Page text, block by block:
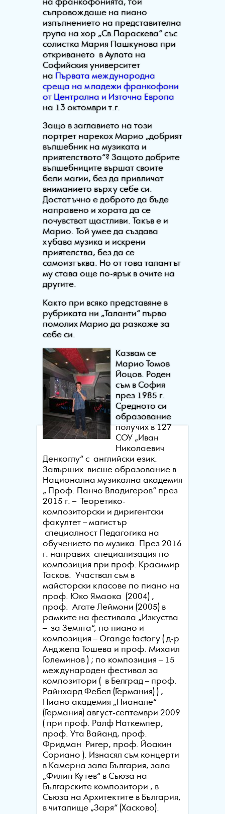
на франкофонията, той
съпровождаше на пиано
изпълнението на представителна
група на хор „Св.Параскева“ със
солистка Мария Пашкунова при
откриването в Аулата на
Софийския университет
на Първата международна
среща на младежи франкофони
от Централна и Източна Европа
на 13 октомври т.г.
Защо в заглавието на този
портрет нарекох Марио „добрият
вълшебник на музиката и
приятелството“? Защото добрите
вълшебниците вършат своите
бели магии, без да привличат
вниманието върху себе си.
Достатъчно е доброто да бъде
направено и хората да се
почувстват щастливи. Такъв е и
Марио. Той умее да създава
хубава музика и искрени
приятелства, без да се
самоизтъква. Но от това талантът
му става още по-ярък в очите на
другите.
Както при всяко представяне в
рубриката ни „Таланти“ първо
помолих Марио да разкаже за
себе си.
Казвам се
Марио Томов
Йоцов. Роден
съм в София
през 1985 г.
Средното си
образование
получих в 127
СОУ „Иван
Николаевич
Денкоглу“ с английски език.
Завърших висше образование в
Национална музикална академия
„ Проф. Панчо Владигеров“ през
2015 г. – Теоретико-
композиторски и диригентски
факултет – магистър
специалност Педагогика на
обучението по музика. През 2016
г. направих специализация по
композиция при проф. Красимир
Тасков. Участвал съм в
майсторски класове по пиано на
проф. Юко Ямаока (2004) ,
проф. Агате Леймони (2005) в
рамките на фестивала „Изкуства
– за Земята“; по пиано и
композиция – Orange factory ( д-р
Анджела Тошева и проф. Михаил
Големинов ) ; по композиция – 15
международен фестивал за
композитори ( в Белград – проф.
Райнхард Фебел (Германия) ) ,
Пиано академия „Пианале“
(Германия) август-септември 2009
( при проф. Ралф Наткемпер,
проф. Ута Вайанд, проф.
Фридман Ригер, проф. Йоакин
Сориано ). Изнасял съм концерти
в Камерна зала България, зала
„Филип Кутев“ в Съюза на
Българските композитори , в
Съюза на Архитектите в България,
в читалище „Заря“ (Хасково).